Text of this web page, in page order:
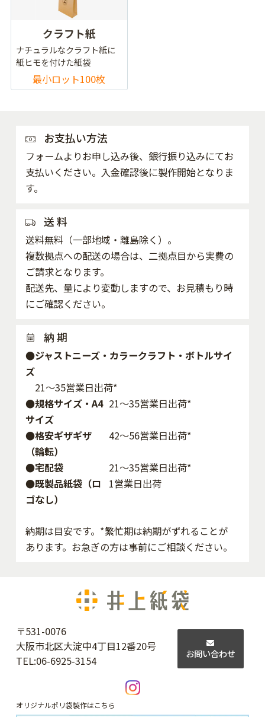
クラフト紙
ナチュラルなクラフト紙に
紙ヒモを付けた紙袋
最小ロット100枚
お支払い方法
フォームよりお申し込み後、銀行振り込みにてお
支払いください。入金確認後に製作開始となりま
す。
送 料
送料無料（一部地域・離島除く）。
複数拠点への配送の場合は、二拠点目から実費の
ご請求となります。
配送先、量により変動しますので、お見積もり時
にご確認ください。
納 期
●ジャストニーズ・カラークラフト・ボトルサイ
ズ
21～35営業日出荷*
●規格サイズ・A4
サイズ
21～35営業日出荷*
●格安ギザギザ
（輪転）
42〜56営業日出荷*
●宅配袋
21～35営業日出荷*
●既製品紙袋（ロ
ゴなし）
1営業日出荷
納期は目安です。*繁忙期は納期がずれることが
あります。お急ぎの方は事前にご相談ください。
〒531-0076
大阪市北区大淀中4丁目12番20号
TEL:06-6925-3154
お問い合わせ
オリジナルポリ袋製作はこちら